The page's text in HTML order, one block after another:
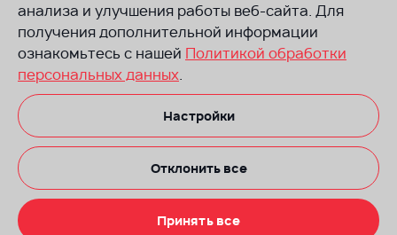
анализа и улучшения работы веб-сайта. Для
получения дополнительной информации
ознакомьтесь с нашей Политикой обработки
персональных данных.
Настройки
Отклонить все
Принять все
Советы по техническому
обслуживанию
Руководства
по эксплуатации
Запчасти
Канал в Телеграм
Канал в Ютуб
Размещенная на сайте информация носит информационный характер.
Не оферта. Производитель оставляет за собой право вносить
изменения в комплектацию, изменять технические характеристики
и стоимость безпредварительного уведомления со своей стороны.
Техника на некоторых изображениях может иметь доп. оборудование
или элементы, не входящие в комплектацию
Политика обработки персональных данных